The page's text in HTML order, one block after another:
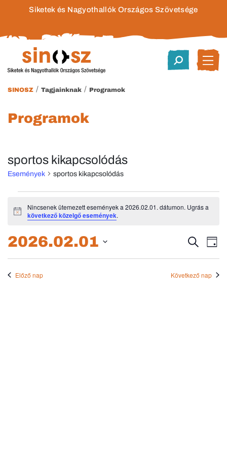
Siketek és Nagyothallók Országos Szövetsége
SINOSZ / Tagjainknak / Programok
Programok
sportos kikapcsolódás
Események sportos kikapcsolódás
Események
for
2026.02.01.
Notice
Nincsenek ütemezett események a 2026.02.01. dátumon. Ugrás a
következő közelgő események.
és
Keresett
kifejezés
Nap
2026.02.01
Előző nap
Következő nap